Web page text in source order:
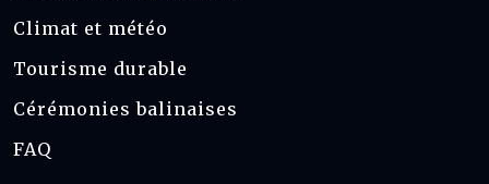
Climat et météo
Tourisme durable
Cérémonies balinaises
FAQ